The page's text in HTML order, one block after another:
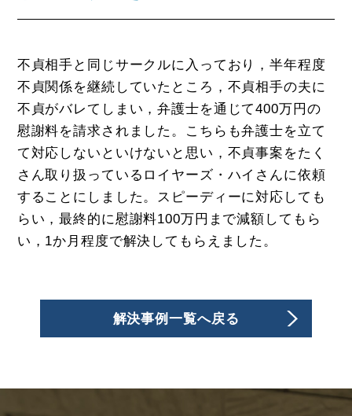
不貞相手と同じサークルに入っており，半年程度
不貞関係を継続していたところ，不貞相手の夫に
不貞がバレてしまい，弁護士を通じて400万円の
慰謝料を請求されました。こちらも弁護士を立て
て対応しないといけないと思い，不貞事案をたく
さん取り扱っているロイヤーズ・ハイさんに依頼
することにしました。スピーディーに対応しても
らい，最終的に慰謝料100万円まで減額してもら
い，1か月程度で解決してもらえました。
解決事例一覧へ戻る